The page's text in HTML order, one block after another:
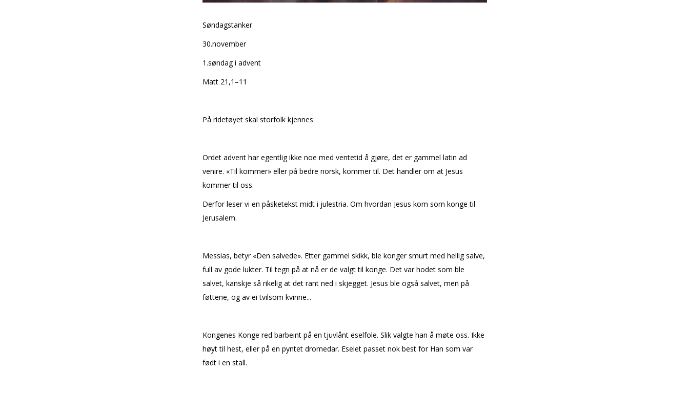
Søndagstanker
30.november
1.søndag i advent
Matt 21,1–11
På ridetøyet skal storfolk kjennes
Ordet advent har egentlig ikke noe med ventetid å gjøre, det er gammel latin ad
venire. «Til kommer» eller på bedre norsk, kommer til. Det handler om at Jesus
kommer til oss.
Derfor leser vi en påsketekst midt i julestria. Om hvordan Jesus kom som konge til
Jerusalem.
Messias, betyr «Den salvede». Etter gammel skikk, ble konger smurt med hellig salve,
full av gode lukter. Til tegn på at nå er de valgt til konge. Det var hodet som ble
salvet, kanskje så rikelig at det rant ned i skjegget. Jesus ble også salvet, men på
føttene, og av ei tvilsom kvinne...
Kongenes Konge red barbeint på en tjuvlånt eselfole. Slik valgte han å møte oss. Ikke
høyt til hest, eller på en pyntet dromedar. Eselet passet nok best for Han som var
født i en stall.